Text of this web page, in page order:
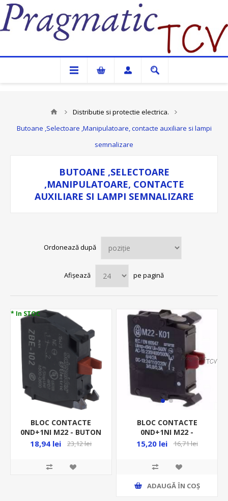
Pragmatic TCV
Distributie si protectie electrica.
Butoane ,Selectoare ,Manipulatoare, contacte auxiliare si lampi
semnalizare
BUTOANE ,SELECTOARE
,MANIPULATOARE, CONTACTE
AUXILIARE SI LAMPI SEMNALIZARE
Ordonează după
Afișează pe pagină
* In STOC
BLOC CONTACTE
0ND+1NI M22 - BUTON
C-DA ZBE102
18,94 lei 23,12 lei
BLOC CONTACTE
0ND+1NI M22 -
BUTON/SELECTOR C-DA
15,20 lei 16,71 lei
ADAUGĂ ȊN COŞ